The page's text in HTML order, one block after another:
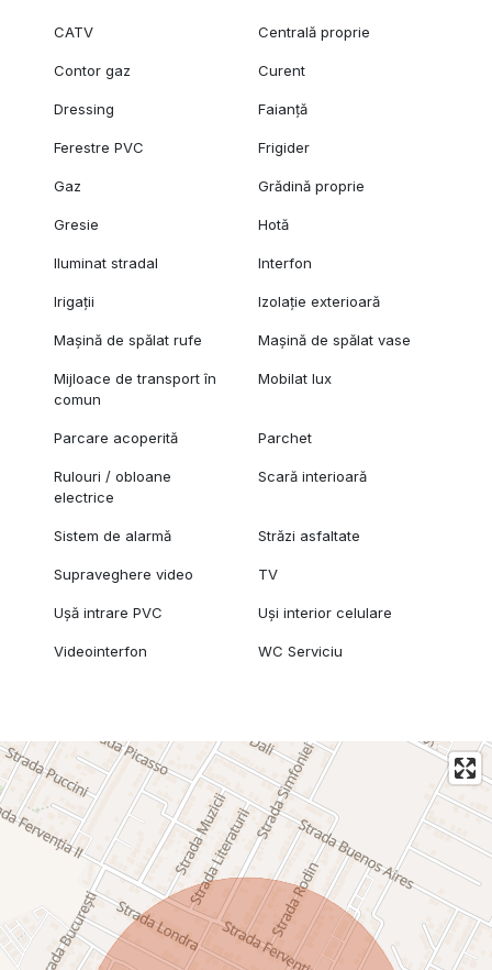
CATV Centrală proprie
Contor gaz Curent
Dressing Faianță
Ferestre PVC Frigider
Gaz Grădină proprie
Gresie Hotă
Iluminat stradal Interfon
Irigații Izolație exterioară
Mașină de spălat rufe Mașină de spălat vase
Mijloace de transport în
comun
Mobilat lux
Parcare acoperită Parchet
Rulouri / obloane
electrice
Scară interioară
Sistem de alarmă Străzi asfaltate
Supraveghere video TV
Ușă intrare PVC Uși interior celulare
Videointerfon WC Serviciu